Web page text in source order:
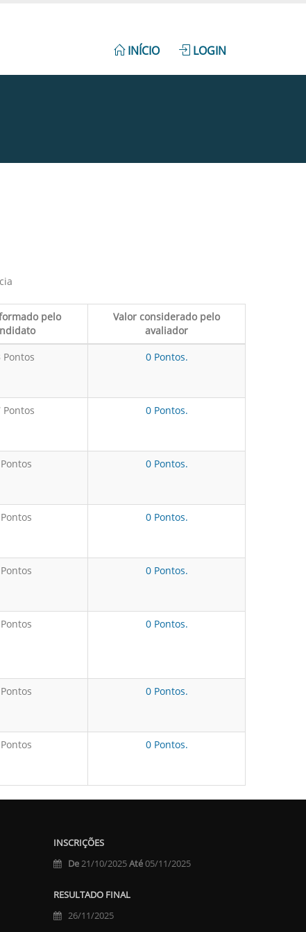
INÍCIO LOGIN
pelo
Valor considerado pelo
avaliador
Pontos 0 Pontos.
Pontos 0 Pontos.
0 Pontos.
0 Pontos.
0 Pontos.
0 Pontos.
0 Pontos.
0 Pontos.
INSCRIÇÕES
De21/10/2025Até05/11/2025
RESULTADO FINAL
26/11/2025